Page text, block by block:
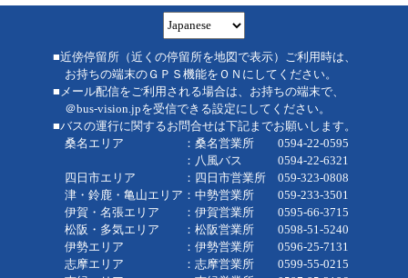
■近傍停留所（近くの停留所を地図で表示）ご利用時は、
お持ちの端末のＧＰＳ機能をＯＮにしてください。
■メール配信をご利用される場合は、お持ちの端末で、
＠bus-vision.jpを受信できる設定にしてください。
■バスの運行に関するお問合せは下記までお願いします。
桑名エリア ：桑名営業所 0594-22-0595
：八風バス 0594-22-6321
四日市エリア ：四日市営業所 059-323-0808
津・鈴鹿・亀山エリア：中勢営業所 059-233-3501
伊賀・名張エリア ：伊賀営業所 0595-66-3715
松阪・多気エリア ：松阪営業所 0598-51-5240
伊勢エリア ：伊勢営業所 0596-25-7131
志摩エリア ：志摩営業所 0599-55-0215